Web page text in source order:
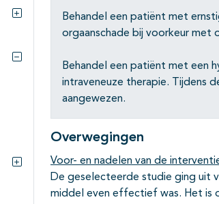
Subpagina's open- en dichtklappen
Subpagina's open- en dichtklappen
Subpagina's open- en dichtklappen
Behandel een patiënt met
orgaanschade bij voorkeur met
Behandel een patiënt met een
intraveneuze therapie. Tijdens
aangewezen.
Overwegingen
Voor- en nadelen van de
De geselecteerde studie ging uit
middel even effectief was. Het is